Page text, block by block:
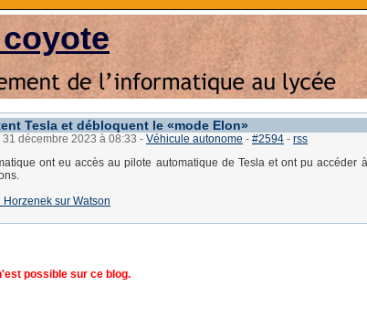
Tesla et débloquent le «mode Elon»
décembre 2023 à 08:33 - Véhicule autonome - #2594 - rss
ont eu accès au pilote automatique de Tesla et ont pu accéder
sur Watson
possible sur ce blog.